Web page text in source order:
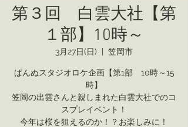
第３回 白雲大社【第
１部】10時～
3月27日(日) 笠岡市
ぱんぬスタジオロケ企画【第1部 10時～15
時】
笠岡の出雲さんと親しまれた白雲大社でのコ
スプレイベント！
今年は桜を狙えるのか！？お楽しみに！